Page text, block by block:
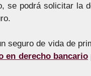
se podrá solicitar la
seguro de vida de
en derecho bancario